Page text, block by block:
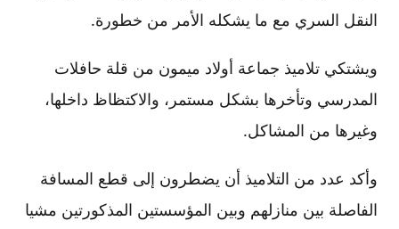
النقل السري مع ما يشكله الأمر من خطورة.
ويشتكي تلاميذ جماعة أولاد ميمون من قلة حافلات
المدرسي وتأخرها بشكل مستمر، والاكتظاظ داخلها،
وغيرها من المشاكل.
وأكد عدد من التلاميذ أن يضطرون إلى قطع المسافة
الفاصلة بين منازلهم وبين المؤسستين المذكورتين مشيا